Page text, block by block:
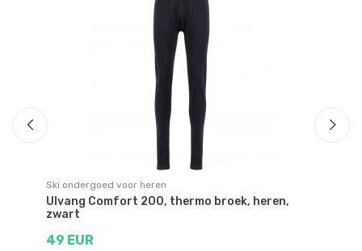
Ski ondergoed voor heren
Ulvang Comfort 200, thermo broek, heren,
zwart
49 EUR